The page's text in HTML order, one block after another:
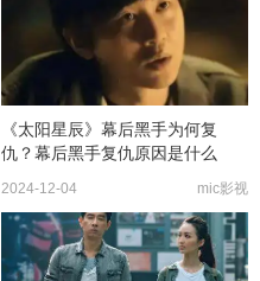
《太阳星辰》幕后黑手为何复
仇？幕后黑手复仇原因是什么
2024-12-04 mic影视